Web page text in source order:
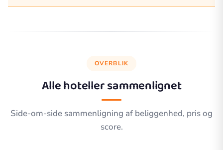
OVERBLIK
Alle hoteller sammenlignet
Side-om-side sammenligning af beliggenhed, pris og
score.